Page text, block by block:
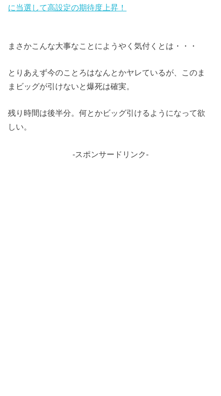
に当選して高設定の期待度上昇！
まさかこんな大事なことにようやく気付くとは・・・
とりあえず今のことろはなんとかヤレているが、このま
まビッグが引けないと爆死は確実。
残り時間は後半分。何とかビッグ引けるようになって欲
しい。
-スポンサードリンク-